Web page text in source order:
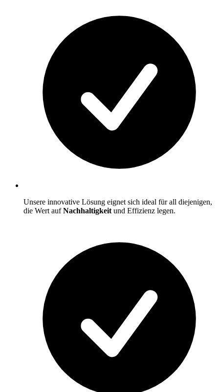
Unsere innovative Lösung eignet sich ideal für all diejenigen,
die Wert aufNachhaltigkeit und Effizienz legen.